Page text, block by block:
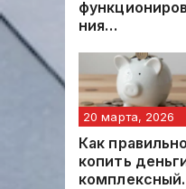
ния
х переводов:
е и правовые
аспекты
20 марта, 2026
Как правильно
копить
комплексный